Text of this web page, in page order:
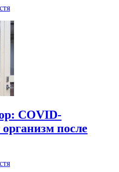
COVID-
после